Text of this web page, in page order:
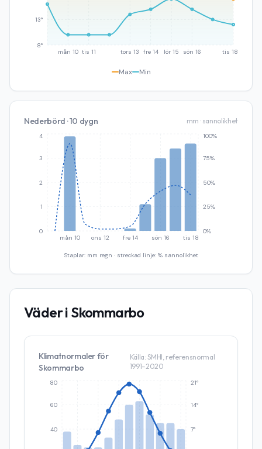
mån 10 tis 11 tors 13 fre 14 lör 15 sön 16 tis 18
8°
13°
Max Min
Nederbörd · 10 dygn mm · sannolikhet
mån 10 ons 12 fre 14 sön 16 tis 18
0
1
2
3
4
0%
25%
50%
75%
100%
Staplar: mm regn · streckad linje: % sannolikhet
Väder i Skommarbo
Klimatnormaler för
Skommarbo
Källa: SMHI, referensnormal
1991–2020
40
60
80
7°
14°
21°